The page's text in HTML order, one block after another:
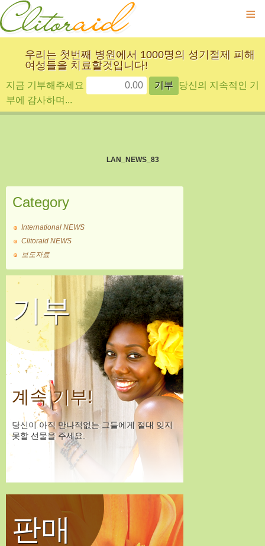
≡
우리는 첫번째 병원에서 1000명의 성기절제 피해
여성들을 치료할것입니다!
지금 기부해주세요
당신의 지속적인 기
부에 감사하며...
LAN_NEWS_83
Category
International NEWS
Clitoraid NEWS
보도자료
기부
계속 기부!
당신이 아직 만나적없는 그들에게 절대 잊지
못할 선물을 주세요.
판매